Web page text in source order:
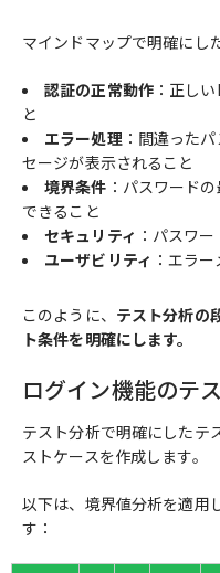
マインドマップで明確にし
認証の正常動作：正し
と
エラー処理：間違った
セージが表示されること
境界条件 ：パスワード
できること
セキュリティ ：パスワ
ユーザビリティ ：エラ
このように、 テスト分析の
ト条件を明確にします。
ログイン機能のテ
テスト分析で明確にしたテ
ストケースを作成します。
以下は、境界値分析を適用
す：